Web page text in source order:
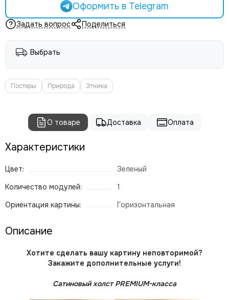
Оформить в Telegram
Задать вопрос Поделиться
Выбрать
Постеры Природа Этника
О товаре Доставка Оплата
Характеристики
Цвет:
Зеленый
Количество модулей:
1
Ориентация картины:
Горизонтальная
Описание
Хотите сделать вашу картину неповторимой?
Закажите дополнительные услуги!
Сатиновый холст PREMIUM-класса